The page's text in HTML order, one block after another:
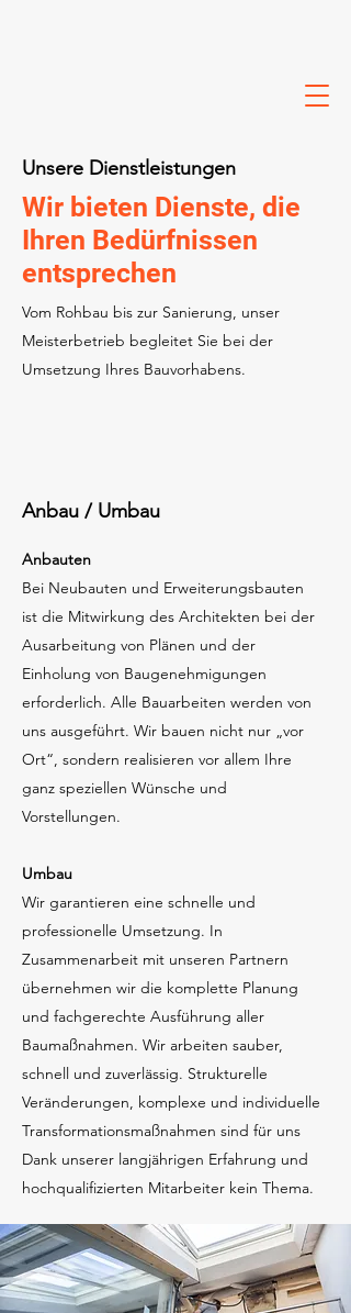
Unsere Dienstleistungen
Wir bieten Dienste, die
Ihren Bedürfnissen
entsprechen
Vom Rohbau bis zur Sanierung, unser
Meisterbetrieb begleitet Sie bei der
Umsetzung Ihres Bauvorhabens.
Anbau / Umbau
Anbauten
Bei Neubauten und Erweiterungsbauten
ist die Mitwirkung des Architekten bei der
Ausarbeitung von Plänen und der
Einholung von Baugenehmigungen
erforderlich. Alle Bauarbeiten werden von
uns ausgeführt. Wir bauen nicht nur „vor
Ort“, sondern realisieren vor allem Ihre
ganz speziellen Wünsche und
Vorstellungen.
Umbau
Wir garantieren eine schnelle und
professionelle Umsetzung. In
Zusammenarbeit mit unseren Partnern
übernehmen wir die komplette Planung
und fachgerechte Ausführung aller
Baumaßnahmen. Wir arbeiten sauber,
schnell und zuverlässig. Strukturelle
Veränderungen, komplexe und individuelle
Transformationsmaßnahmen sind für uns
Dank unserer langjährigen Erfahrung und
hochqualifizierten Mitarbeiter kein Thema.